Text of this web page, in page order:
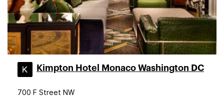
Kimpton Hotel Monaco Washington DC
700 F Street NW